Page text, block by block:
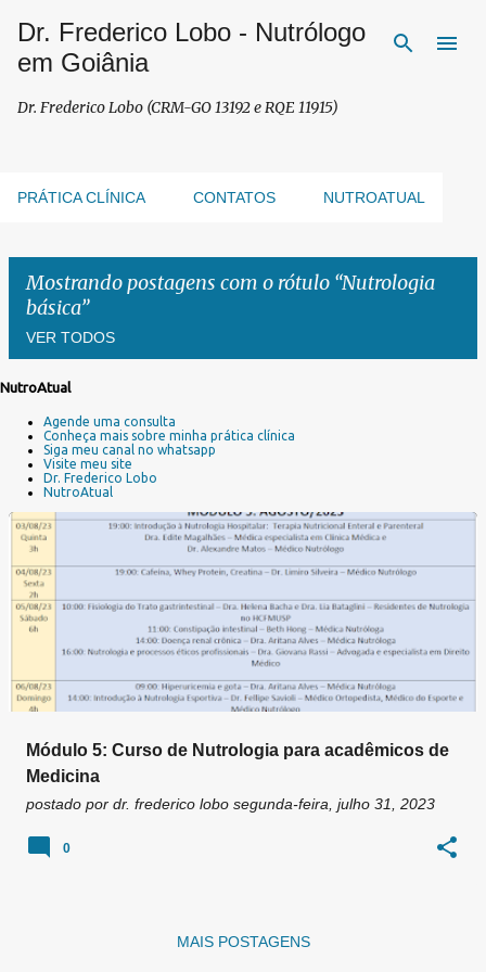
Pular para o conteúdo principal
Dr. Frederico Lobo - Nutrólogo
em Goiânia
Dr. Frederico Lobo (CRM-GO 13192 e RQE 11915)
PRÁTICA CLÍNICA CONTATOS NUTROATUAL
Mostrando postagens com o rótulo Nutrologia
básica
VER TODOS
g
NutroAtual
Agende uma consulta
Conheça mais sobre minha prática clínica
Siga meu canal no whatsapp
Visite meu site
Dr. Frederico Lobo
NutroAtual
Módulo 5: Curso de Nutrologia para acadêmicos de
Medicina
postado por dr. frederico lobo segunda-feira, julho 31, 2023
0
MAIS POSTAGENS